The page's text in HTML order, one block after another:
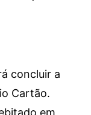
concluir a
Cartão.
em